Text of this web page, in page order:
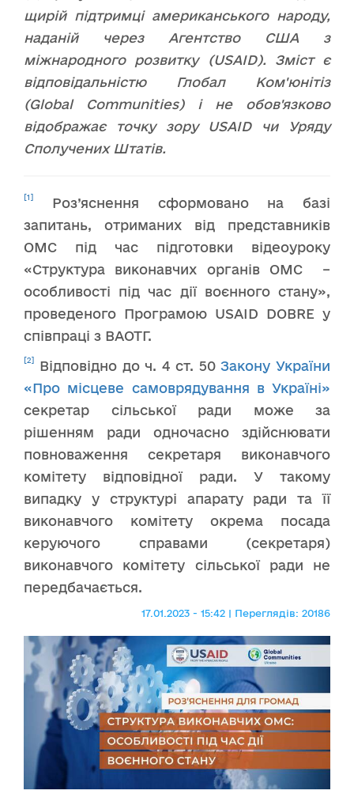
щирій підтримці американського народу,
наданій через Агентство США з
міжнародного розвитку (USAID). Зміст є
відповідальністю Глобал Ком'юнітіз
(Global Communities) і не обов'язково
відображає точку зору USAID чи Уряду
Сполучених Штатів.
[1]
Роз’яснення сформовано на базі
запитань, отриманих від представників
ОМС під час підготовки відеоуроку
«Структура виконавчих органів ОМС –
особливості під час дії воєнного стану»,
проведеного Програмою USAID DOBRE у
співпраці з ВАОТГ.
[2] Відповідно до ч. 4 ст. 50Закону України
«Про місцеве самоврядування в Україні»
секретар сільської ради може за
рішенням ради одночасно здійснювати
повноваження секретаря виконавчого
комітету відповідної ради. У такому
випадку у структурі апарату ради та її
виконавчого комітету окрема посада
керуючого справами (секретаря)
виконавчого комітету сільської ради не
передбачається.
17.01.2023 - 15:42 | Переглядів: 20186